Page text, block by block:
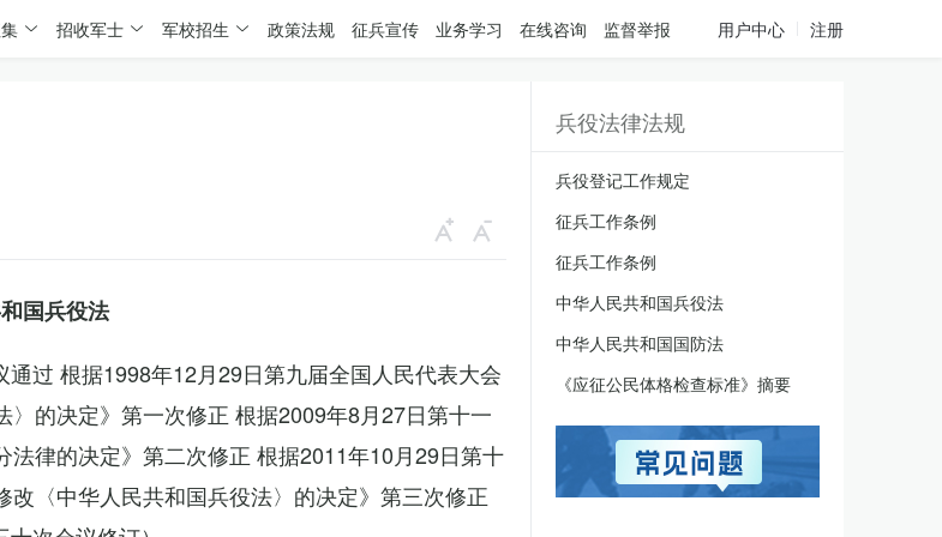
招收军士 军校招生 政策法规 征兵宣传 业务学习 在线咨询 监督举报 用户中心 注册
国兵役法
过 根据1998年12月29日第九届全国人民代表大会
的决定》第一次修正 根据2009年8月27日第十一
律的决定》第二次修正 根据2011年10月29日第十
〈中华人民共和国兵役法〉的决定》第三次修正
兵役法律法规
兵役登记工作规定
征兵工作条例
征兵工作条例
中华人民共和国兵役法
中华人民共和国国防法
《应征公民体格检查标准》摘要